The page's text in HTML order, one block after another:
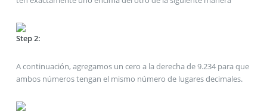
Step 2:
A continuación, agregamos un cero a la derecha de 9.234 para que
ambos números tengan el mismo número de lugares decimales.